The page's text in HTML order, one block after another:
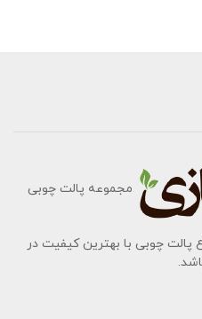
مجموعه پالت چوبی
پالت چوبی با بهترین کیفیت در